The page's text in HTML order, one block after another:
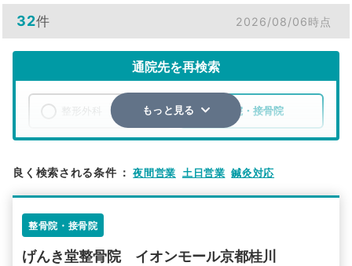
32件 2026/08/06時点
通院先を再検索
整骨院・接骨院
検索する
もっと見る
良く検索される条件 ： 夜間営業 土日営業 鍼灸対応
整骨院・接骨院
げんき堂整骨院 イオンモール京都桂川